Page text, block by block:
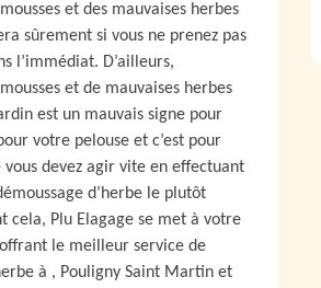
et des mauvaises herbes
sûrement si vous ne prenez pas
l’immédiat. D’ailleurs,
et de mauvaises herbes
est un mauvais signe pour
votre pelouse et c’est pour
devez agir vite en effectuant
d’herbe le plutôt
cela, Plu Elagage se met à votre
le meilleur service de
à , Pouligny Saint Martin et